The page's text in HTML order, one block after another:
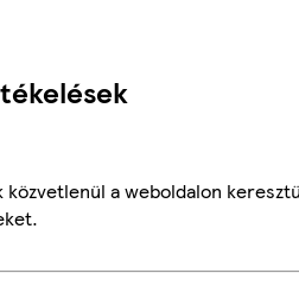
a weboldalon